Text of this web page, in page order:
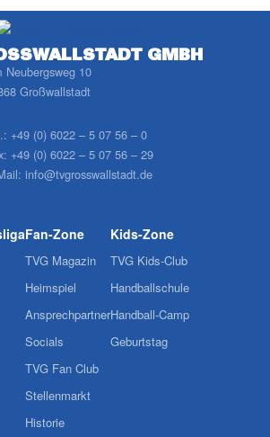
GMBH
Neubergsweg 10
Großwallstadt
+49 (0) 6022 – 5 07 56 – 0
+49 (0) 6022 – 5 07 56 – 29
info@tvgrosswallstadt.de
Fan-Zone
TVG Magazin
Heimspiel
Ansprechpartner
Socials
TVG Fan Club
Stellenmarkt
Historie
Kids-Zone
TVG Kids-Club
Handballschule
Handball-Camp
Geburtstag